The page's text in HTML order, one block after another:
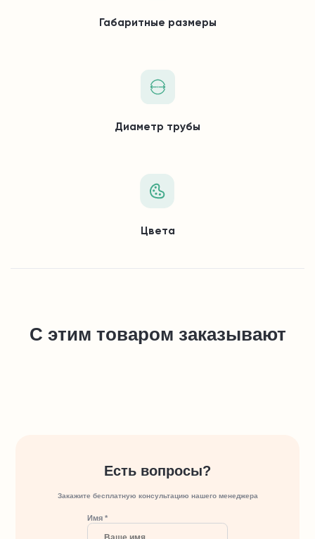
Габаритные размеры
Диаметр трубы
Цвета
С этим товаром заказывают
Есть вопросы?
Закажите бесплатную консультацию нашего менеджера
Имя *